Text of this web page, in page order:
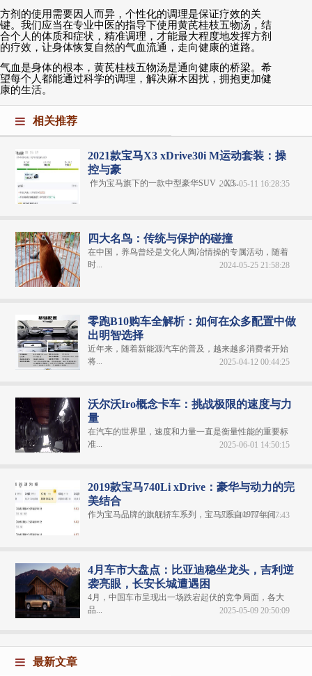
方剂的使用需要因人而异，个性化的调理是保证疗效的关
键。我们应当在专业中医的指导下使用黄芪桂枝五物汤，结
合个人的体质和症状，精准调理，才能最大程度地发挥方剂
的疗效，让身体恢复自然的气血流通，走向健康的道路。
气血是身体的根本，黄芪桂枝五物汤是通向健康的桥梁。希
望每个人都能通过科学的调理，解决麻木困扰，拥抱更加健
康的生活。
相关推荐
2021款宝马X3 xDrive30i M运动套装：操
控与豪
作为宝马旗下的一款中型豪华SUV，X3...2025-05-11 16:28:35
四大名鸟：传统与保护的碰撞
在中国，养鸟曾经是文化人陶冶情操的专属活动，随着
时...
2024-05-25 21:58:28
零跑B10购车全解析：如何在众多配置中做
出明智选择
近年来，随着新能源汽车的普及，越来越多消费者开始
将...
2025-04-12 00:44:25
沃尔沃Iro概念卡车：挑战极限的速度与力
量
在汽车的世界里，速度和力量一直是衡量性能的重要标
准...
2025-06-01 14:50:15
2019款宝马740Li xDrive：豪华与动力的完
美结合
作为宝马品牌的旗舰轿车系列，宝马7系自1977年问...
2025-04-18 20:17:43
4月车市大盘点：比亚迪稳坐龙头，吉利逆
袭亮眼，长安长城遭遇困
4月，中国车市呈现出一场跌宕起伏的竞争局面，各大
品...
2025-05-09 20:50:09
最新文章